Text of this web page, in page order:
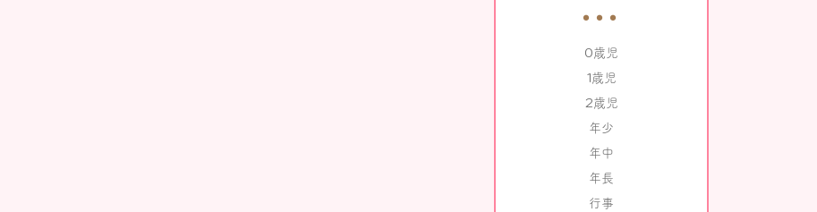
0歳児
1歳児
2歳児
年少
年中
年長
行事